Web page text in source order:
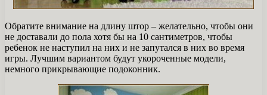
Обратите внимание на длину штор – желательно, чтобы они
не доставали до пола хотя бы на 10 сантиметров, чтобы
ребенок не наступил на них и не запутался в них во время
игры. Лучшим вариантом будут укороченные модели,
немного прикрывающие подоконник.